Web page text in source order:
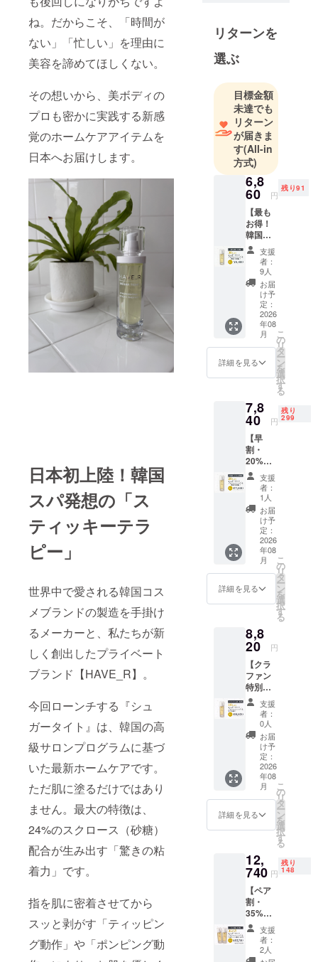
ね。だからこそ、「時間が
ない」「忙しい」を理由に
美容を諦めてほしくない。
その想いから、美ボディの
プロも密かに実践する新感
覚のホームケアアイテムを
日本へお届けします。
日本初上陸！韓国
スパ発想の「ス
ティッキーテラ
ピー」
世界中で愛される韓国コス
メブランドの製造を手掛け
るメーカーと、私たちが新
しく創出したプライベート
ブランド【HAVE_R】。
今回ローンチする『シュ
ガータイト』は、韓国の高
級サロンプログラムに基づ
いた最新ホームケアです。
ただ肌に塗るだけではあり
ません。最大の特徴は、
24%のスクロース（砂糖）
配合が生み出す「驚きの粘
着力」です。
指を肌に密着させてから
スッと剥がす「ティッピン
グ動作」や「ポンピング動
リターンを
選ぶ
目標金額
未達でも
リターン
が届きま
す(All-in
方式)
6,8
60 円
残り91
【最も
お得！
韓国現
地より
も安い
採算度
外視の
特別
枠】 日
本初上
陸を記
念し
て、な
んと韓
国現地
での販
よりも
安く手
に入る
「超早
割」を
ご用意
しまし
た！ 新
感覚の
「ス
ティッ
キーテ
ピー」
をいち
早く、
そして
る絶好
のチャ
ンスで
す。数
量限定
のた
め、即
完売が
予想さ
れま
す。
迷った
らまず
はこち
らをご
支援く
ださ
6,860円
（税
込・送
料込）
／ 定価
9,800円
■ 限
定：100
名様 ・
支援
者：
9人
お届
け予
定：
2026
年08
月
詳細を見る
こ
の
リ
タ
ー
ン
を
選
択
す
る
7,8
40 円
残り
299
【早
割・
20%OF
F】シュ
ガータ
イト 1
本セッ
ト ■ 販
売価
格：
7,840円
（税
込・送
料込）
／ 定価
9,800円
定：300
名様
【超早
割を逃
した方
へ！ま
だまだ
お得な
メイン
リター
ン】 超
早割に
間に合
わな
かった
方もご
安心く
予定価
格から
約2,000
円引き
とな
る、大
変お得
20%OF
支援
者：
1人
お届
け予
定：
2026
年08
月
詳細を見る
こ
の
リ
タ
ー
ン
を
選
択
す
る
8,8
20 円
【クラ
ファン
特別
割・
10%OF
F】シュ
ガータ
イト 1
本セッ
ト ■ 販
売価
格：
8,820円
（税
込・送
料込）
9,800円
■ 限
定：150
名様
【一般
発売前
にいち
早く！
新感覚
支援
者：
0人
お届
け予
定：
2026
年08
月
詳細を見る
こ
の
リ
タ
ー
ン
を
選
択
す
る
12,
740 円
残り
148
【ペア
割・
35%OF
F】シュ
ガータ
イト 2
本セッ
支援
者：
2人